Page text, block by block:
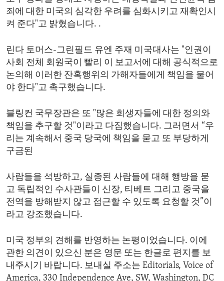
죄에 대한 미국의 심각한 우려를 심화시키고 재확인시
켜 준다"고 밝혔습니다. .
린다 토머스-그린필드 유엔 주재 미국대사는 "인권이
사회 전체 회원국이 빨리 이 보고서에 대해 공식적으로
논의해 이러한 잔혹행위의 가해자들에게 책임을 물어
야 한다"고 촉구했습니다.
블링컨 국무장관은 또 "많은 희생자들에 대한 정의와
책임을 추구할 것"이라고 다짐했습니다. 그러면서 “우
리는 계속해서 중국 당국에 책임을 묻고 또 부당하게
구금된
사람들을 석방하고, 실종된 사람들에 대해 행방을 묻
고 독립적인 수사관들이 신장, 티베트 그리고 중국을
전역을 방해받지 않고 접근할 수 있도록 요청할 것”이
라고 강조했습니다.
미국 정부의 견해를 반영하는 논평이었습니다. 이에
관한 의견이 있으신 분은 영문 또는 한글로 편지를 보
내주시기 바랍니다. 보내실 주소는 Editorials, Voice of
America, 330 Independence Ave, SW, Washington, DC